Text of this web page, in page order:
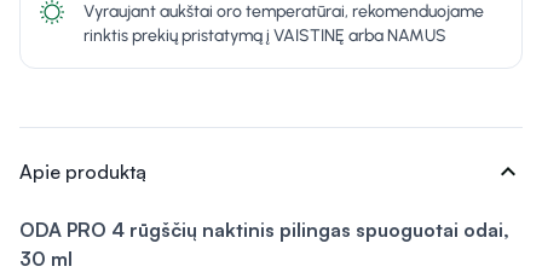
Vyraujant aukštai oro temperatūrai, rekomenduojame
rinktis prekių pristatymą į VAISTINĘ arba NAMUS
Apie produktą expand_more
ODA PRO 4 rūgščių naktinis pilingas spuoguotai odai,
30 ml